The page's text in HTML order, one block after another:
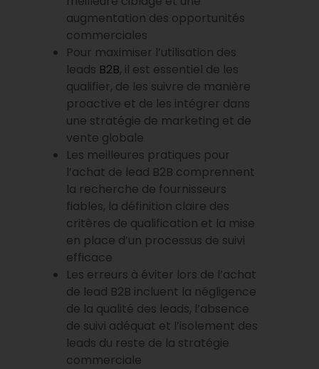
augmentation des opportunités
commerciales
Pour maximiser l’utilisation des
leads B2B, il est essentiel de les
qualifier, de les suivre de manière
proactive et de les intégrer dans
une stratégie de marketing et de
vente globale
Les meilleures pratiques pour
l’achat de lead B2B comprennent
la recherche de fournisseurs
fiables, la définition claire des
critères de qualification et la mise
en place d’un processus de suivi
efficace
Les erreurs à éviter lors de l’achat
de lead B2B incluent la négligence
de la qualité des leads, l’absence
de suivi adéquat et l’isolement des
leads du reste de la stratégie
commerciale